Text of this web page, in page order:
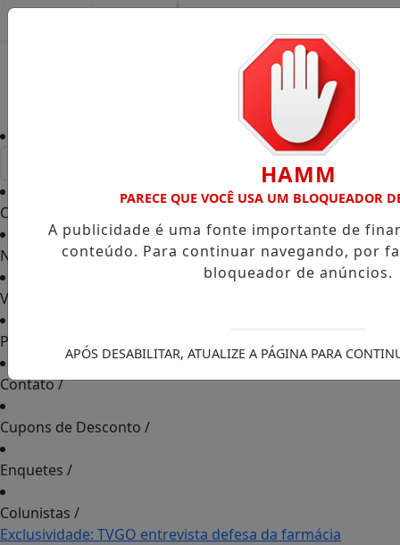
Capa
Notícias /
Vídeos TVGO
PODCAST
Contato/
Cupons de Desconto /
Enquetes /
Colunistas /
Exclusividade: TVGO entrevista defesa da farmácia
HAMM
PARECE QUE VOCÊ USA UM BLOQUEADOR
A publicidade é uma fonte importante de
conteúdo. Para continuar navegando, por
bloqueador de anúncios.
APÓS DESABILITAR, ATUALIZE A PÁGINA PARA